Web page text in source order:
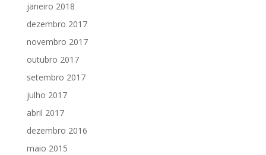
janeiro 2018
dezembro 2017
novembro 2017
outubro 2017
setembro 2017
julho 2017
abril 2017
dezembro 2016
maio 2015